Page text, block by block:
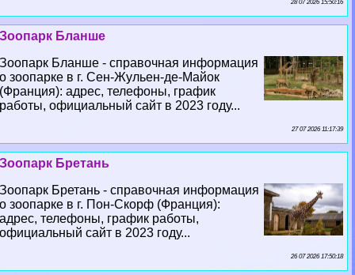
28 07 2026 15:50:16
Зоопарк Бланше
Зоопарк Бланше - справочная информация
о зоопарке в г. Сен-Жульен-де-Майок
(Франция): адрес, телефоны, график
работы, официальный сайт в 2023 году...
27 07 2026 11:17:39
Зоопарк Бретань
Зоопарк Бретань - справочная информация
о зоопарке в г. Пон-Скорф (Франция):
адрес, телефоны, график работы,
официальный сайт в 2023 году...
26 07 2026 17:50:18